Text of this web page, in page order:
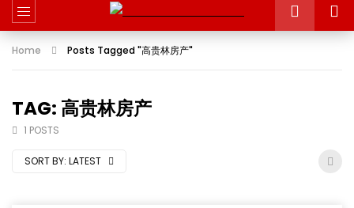
Home Posts Tagged "高贵林房产"
TAG: 高贵林房产
1 POSTS
SORT BY: LATEST